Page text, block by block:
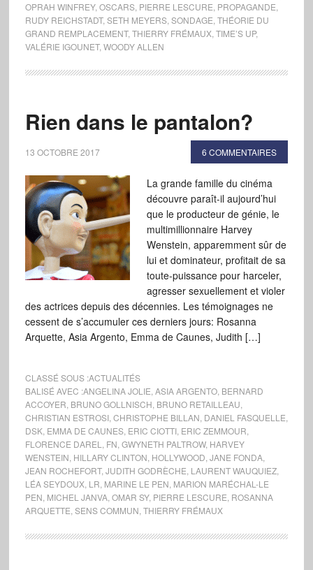
OPRAH WINFREY, OSCARS, PIERRE LESCURE PROPAGANDE
RUDY REICHSTADT, SETH MEYERS, SONDAGE THÉORIE DU
GRAND REMPLACEMENT, THIERRY FRÉMAUX, TIME’S UP,
VALÉRIE IGOUNET, WOODY ALLEN
Rien dans le pantalon?
13 OCTOBRE 2017 6 COMMENTAIRES
La grande famille du cinéma
découvre paraît-il aujourd’hui
que le producteur de génie, le
multimillionnaire Harvey
Wenstein, apparemment sûr de
lui et dominateur, profitait de sa
toute-puissance pour harceler,
agresser sexuellement et violer
des actrices depuis des décennies. Les témoignages ne
cessent de s’accumuler ces derniers jours: Rosanna
Arquette, Asia Argento, Emma de Caunes, Judith […]
CLASSÉ SOUS :ACTUALITÉS
BALISÉ AVEC :ANGELINA JOLIE ASIA ARGENTO, BERNARD
ACCOYER BRUNO GOLLNISCH BRUNO RETAILLEAU
CHRISTIAN ESTROSI, CHRISTOPHE BILLAN DANIEL FASQUELLE
DSK, EMMA DE CAUNES, ERIC CIOTTI, ERIC ZEMMOUR
FLORENCE DAREL
FN GWYNETH PALTROW, HARVEY
WENSTEIN HILLARY CLINTON HOLLYWOOD JANE FONDA,
JEAN ROCHEFORT, JUDITH GODRÈCHE LAURENT WAUQUIEZ,
LÉA SEYDOUX, LR MARINE LE PEN MARION MARÉCHAL-LE
PEN MICHEL JANVA, OMAR SY, PIERRE LESCURE ROSANNA
ARQUETTE SENS COMMUN THIERRY FRÉMAUX